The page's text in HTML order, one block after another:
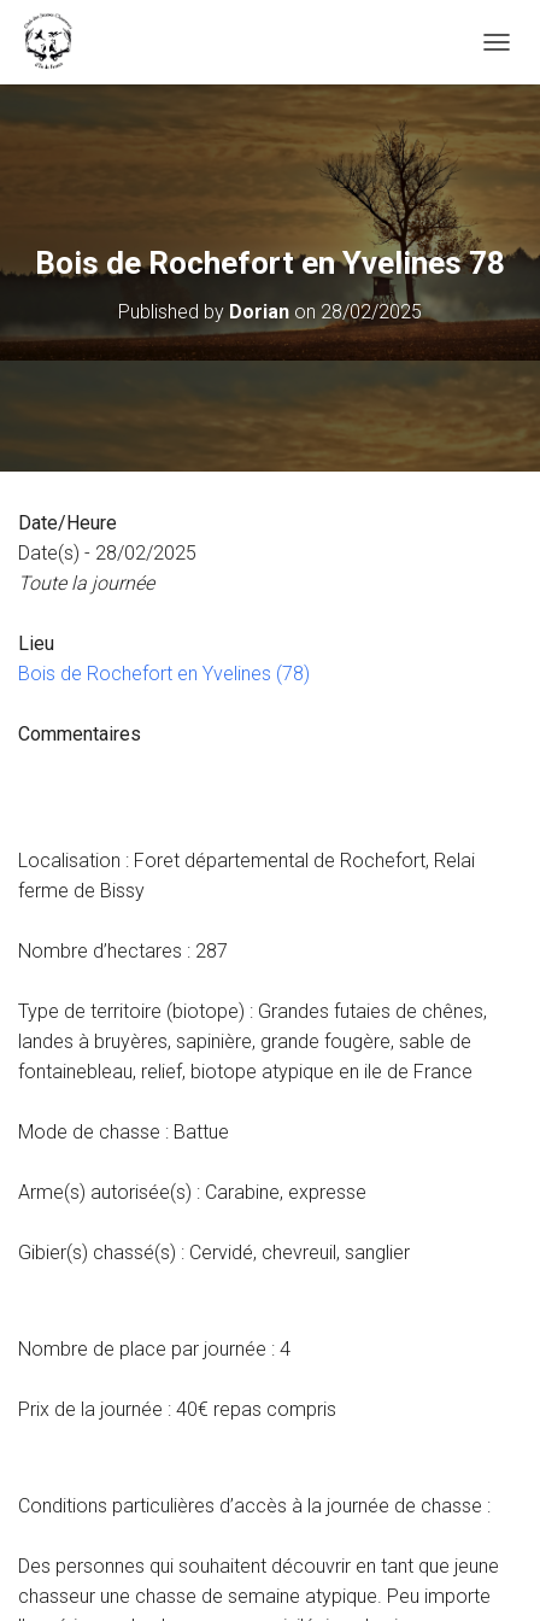
Bois de Rochefort en Yvelines 78
Published by Dorian on 28/02/2025
Date/Heure
Date(s) - 28/02/2025
Toute la journée
Lieu
Bois de Rochefort en Yvelines (78)
Commentaires
Localisation : Foret départemental de Rochefort, Relai
ferme de Bissy
Nombre d’hectares : 287
Type de territoire (biotope) : Grandes futaies de chênes,
landes à bruyères, sapinière, grande fougère, sable de
fontainebleau, relief, biotope atypique en ile de France
Mode de chasse : Battue
Arme(s) autorisée(s) : Carabine, expresse
Gibier(s) chassé(s) : Cervidé, chevreuil, sanglier
Nombre de place par journée : 4
Prix de la journée : 40€ repas compris
Conditions particulières d’accès à la journée de chasse :
Des personnes qui souhaitent découvrir en tant que jeune
chasseur une chasse de semaine atypique. Peu importe